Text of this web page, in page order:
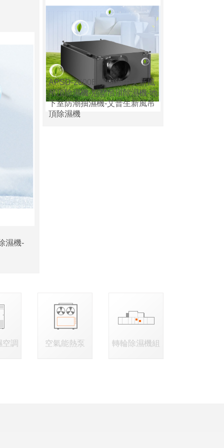
濕機-
APSD-2600E 單向流中央新風
吊頂除濕機-別墅吊頂除濕機-地
下室防潮抽濕機-艾普生新風吊
頂除濕機
調 空氣能熱泵 轉輪除濕機組